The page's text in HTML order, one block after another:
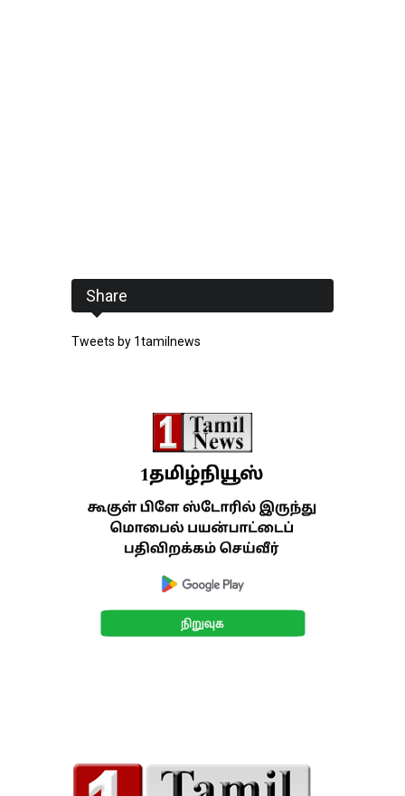
Share
Tweets by 1tamilnews